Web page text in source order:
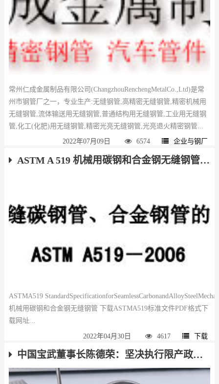
常州仁成金属制品有限公司(ChangzhouRenchengMetalCo.,Ltd)是常
州市钢管厂之一，专业生产:无缝钢管,高精密无缝钢管,精密机械用
无缝钢管,流体输送用无缝钢管,普通结构用无缝钢管,工业用无缝钢
管,化工(化肥)用无缝钢管,精密光亮无缝钢管,光亮退火精密钢管...
2022年07月09日 6574 企业与钢厂
ASTM A 519 机械用碳钢和合金钢无缝钢管 下载
ASTMA519
机械用碳钢和合金钢无缝钢管 下载ASTMA519标准文件PDF格式下
载网址...
2022年04月30日 4617 下载
中国宝武董事长陈德荣：坚决执行限产政策不含糊